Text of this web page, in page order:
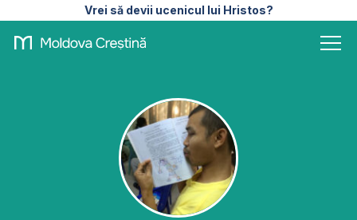
Vrei să devii ucenicul lui Hristos?